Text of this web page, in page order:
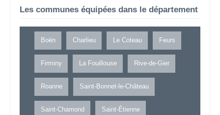
Les communes équipées dans le département
Boën Charlieu Le Coteau Feurs
Firminy La Fouillouse Rive-de-Gier
Roanne Saint-Bonnet-le-Château
Saint-Chamond Saint-Étienne